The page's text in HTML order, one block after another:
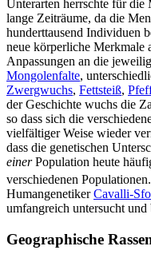
Unterarten herrschte für die
lange Zeiträume, da die
hunderttausend Individuen
neue körperliche Merkmale
Anpassungen an die
Mongolenfalte,
Zwergwuchs, Fettsteiß,
der Geschichte wuchs die
so dass sich die
vielfältiger Weise wieder
dass die genetischen
einerPopulation heute
verschiedenen Populationen.
HumangenetikerCavalli-
umfangreich untersucht und
Geographische